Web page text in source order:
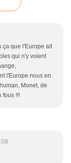
ça que l'Europe ait
qui n'y voient
l'Europe nous en
Monet, de
fous !!!